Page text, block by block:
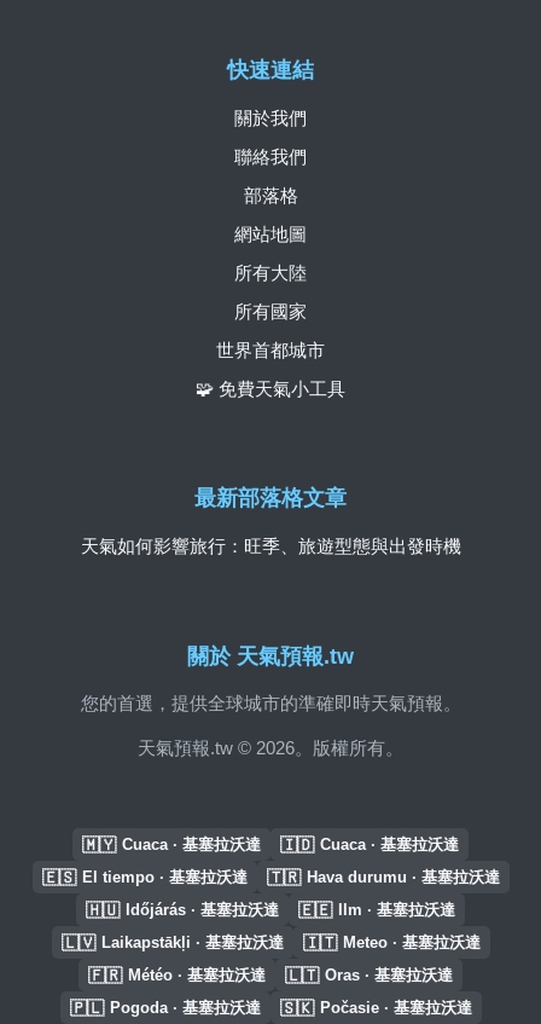
關於 天氣預報.tw
您的首選，提供全球城市的準確即時天氣預報。
天氣預報.tw © 2026。版權所有。
快速連結
關於我們
聯絡我們
部落格
網站地圖
所有大陸
所有國家
世界首都城市
🧩 免費天氣小工具
最新部落格文章
天氣如何影響旅行：旺季、旅遊型態與出發時機
🇲🇾 Cuaca · 基塞拉沃達 🇮🇩 Cuaca · 基塞拉沃達
🇪🇸 El tiempo · 基塞拉沃達 🇹🇷 Hava durumu · 基塞拉沃達
🇭🇺 Időjárás · 基塞拉沃達 🇪🇪 Ilm · 基塞拉沃達
🇱🇻 Laikapstākļi · 基塞拉沃達 🇮🇹 Meteo · 基塞拉沃達
🇫🇷 Météo · 基塞拉沃達 🇱🇹 Oras · 基塞拉沃達
🇵🇱 Pogoda · 基塞拉沃達 🇸🇰 Počasie · 基塞拉沃達